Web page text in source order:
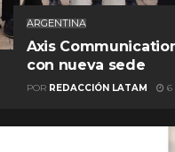
ARGENTINA
Axis
con nueva sede
POR REDACCIÓN LATAM 6